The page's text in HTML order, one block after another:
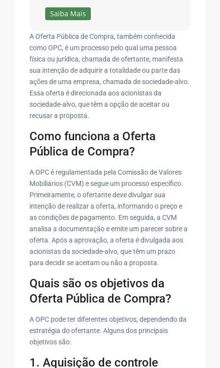
Saiba Mais
A Oferta Pública de Compra, também conhecida
como OPC, é um processo pelo qual uma pessoa
física ou jurídica, chamada de ofertante, manifesta
sua intenção de adquirir a totalidade ou parte das
ações de uma empresa, chamada de sociedade-alvo.
Essa oferta é direcionada aos acionistas da
sociedade-alvo, que têm a opção de aceitar ou
recusar a proposta.
Como funciona a Oferta
Pública de Compra?
A OPC é regulamentada pela Comissão de Valores
Mobiliários (CVM) e segue um processo específico.
Primeiramente, o ofertante deve divulgar sua
intenção de realizar a oferta, informando o preço e
as condições de pagamento. Em seguida, a CVM
analisa a documentação e emite um parecer sobre a
oferta. Após a aprovação, a oferta é divulgada aos
acionistas da sociedade-alvo, que têm um prazo
para decidir se aceitam ou não a proposta.
Quais são os objetivos da
Oferta Pública de Compra?
A OPC pode ter diferentes objetivos, dependendo da
estratégia do ofertante. Alguns dos principais
objetivos são:
1. Aquisição de controle